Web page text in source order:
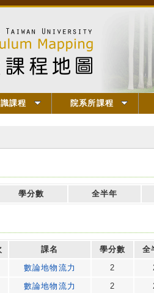
課程 院系所課程
學分數 全半年
課名 學分數 全
數論地物流力 2
數論地物流力 2